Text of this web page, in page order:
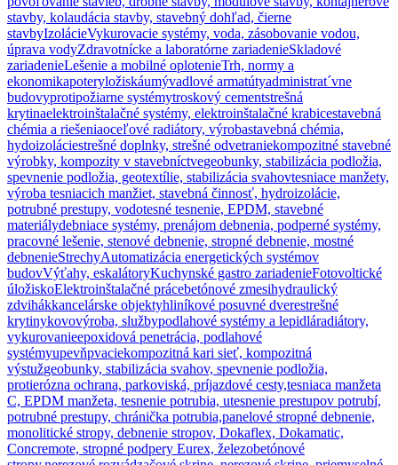
stavby, kolaudácia stavby, stavebný dohľad, čierne
stavbyIzolácieVykurovacie systémy, voda, zásobovanie vodou,
úprava vodyZdravotnícke a laboratórne zariadenieSkladové
zariadenieLešenie a mobilné oplotenieTrh, normy a
ekonomikapoteryložiskáumývadlové armatútyadministrat´vne
budovyprotipožiarne systémytroskový cementstrešná
krytinaelektroinštalačné systémy, elektroinštalačné krabicestavebná
chémia a riešeniaoceľové radiátory, výrobastavebná chémia,
hydoizoláciestrešné doplnky, strešné odvetraniekompozitné stavebné
výrobky, kompozity v stavebníctvegeobunky, stabilizácia podložia,
spevnenie podložia, geotextílie, stabilizácia svahovtesniace manžety,
výroba tesniacich manžiet, stavebná činnosť, hydroizolácie,
potrubné prestupy, vodotesné tesnenie, EPDM, stavebné
materiálydebniace systémy, prenájom debnenia, podperné systémy,
pracovné lešenie, stenové debnenie, stropné debnenie, mostné
debnenieStrechyAutomatizácia energetických systémov
budovVýťahy, eskalátoryKuchynské gastro zariadenieFotovoltické
úložiskoElektroinštalačné prácebetónové zmesihydraulický
zdvihákkancelárske objektyhliníkové posuvné dverestrešné
krytinykovovýroba, službypodlahové systémy a lepidláradiátory,
vykurovanieepoxidová penetrácia, podlahové
systémyupevňpvaciekompozitná kari sieť, kompozitná
výstužgeobunky, stabilizácia svahov, spevnenie podložia,
protierózna ochrana, parkoviská, príjazdové cesty,tesniaca manžeta
C, EPDM manžeta, tesnenie potrubia, utesnenie prestupov potrubí,
potrubné prestupy, chránička potrubia,panelové stropné debnenie,
monolitické stropy, debnenie stropov, Dokaflex, Dokamatic,
Concremote, stropné podpery Eurex, železobetónové